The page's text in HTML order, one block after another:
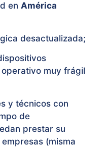
en América
desactualizada;
muy frágil
y técnicos con
de
prestar su
(misma